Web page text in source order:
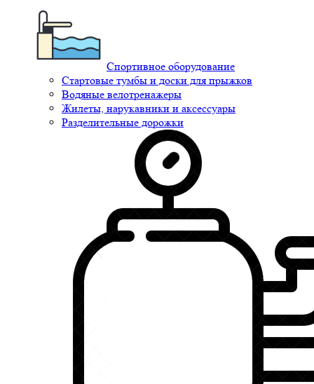
Спортивное оборудование
Стартовые тумбы и доски для прыжков
Водяные велотренажеры
Жилеты, нарукавники и аксессуары
Разделительные дорожки